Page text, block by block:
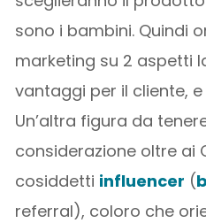
sono i bambini. Quindi
marketing su 2 aspetti
vantaggi per il cliente,
Un’altra figura da
considerazione oltre ai
cosiddetti influencer (
referral), coloro che